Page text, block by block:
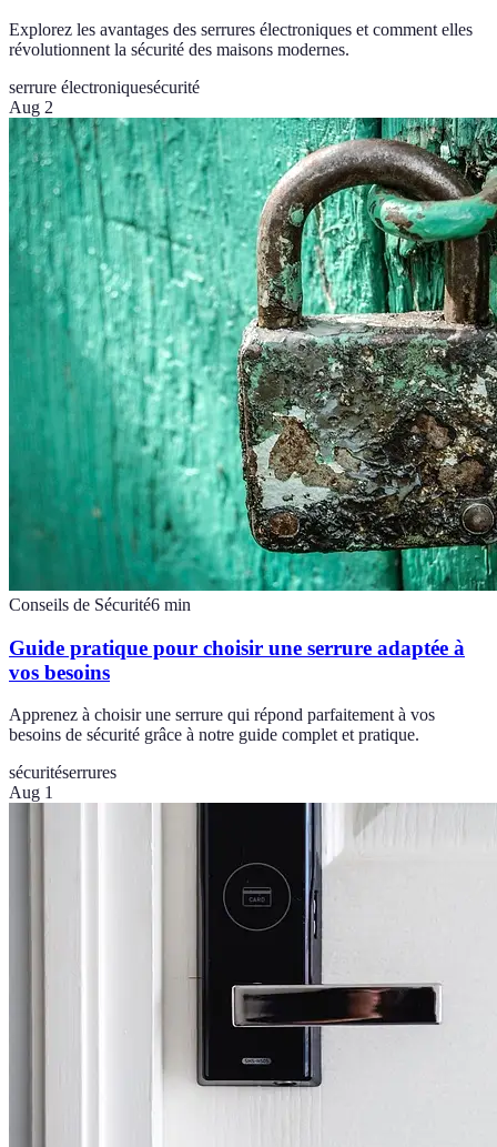
Explorez les avantages des serrures électroniques et comment elles
révolutionnent la sécurité des maisons modernes.
serrure électroniquesécurité
Aug 2
Conseils de Sécurité6 min
Guide pratique pour choisir une serrure adaptée à
vos besoins
Apprenez à choisir une serrure qui répond parfaitement à vos
besoins de sécurité grâce à notre guide complet et pratique.
sécuritéserrures
Aug 1